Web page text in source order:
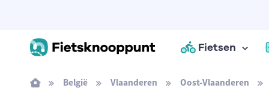
Fietsen
België Vlaanderen Oost-Vlaanderen